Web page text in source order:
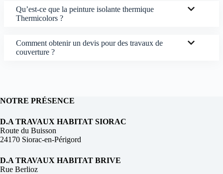
Qu’est-ce que la peinture isolante thermique
Thermicolors ?
Comment obtenir un devis pour des travaux de
couverture ?
NOTRE PRÉSENCE
D.A TRAVAUX HABITAT SIORAC
Route du Buisson
24170 Siorac-en-Périgord
D.A TRAVAUX HABITAT BRIVE
Rue Berlioz